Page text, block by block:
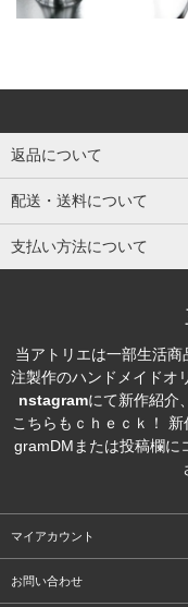
返品について
配送・送料について
支払い方法について
当アトリエは一部生活
注製作のハンドメイドオ
nstagramにて新作紹介
こちらもｃｈｅｃｋ！
gramDMまたは投稿欄に
マイアカウント
お問い合わせ